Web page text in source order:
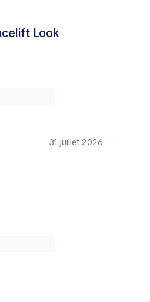
Look
31 juillet 2026